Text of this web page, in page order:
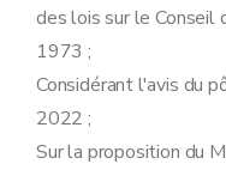
des lois sur le Conseil
1973 ;
Considérant l'avis du
2022 ;
Sur la proposition du